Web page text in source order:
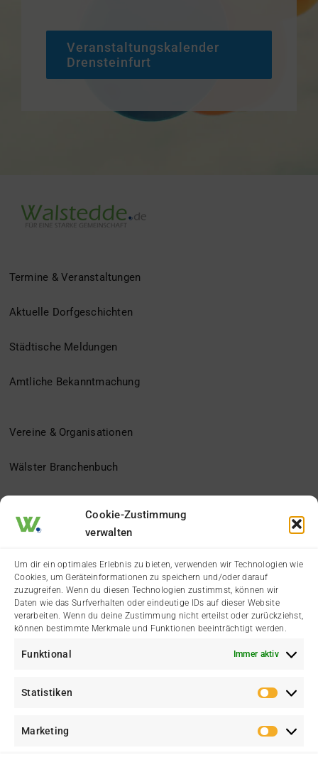
Cookie-Zustimmung
verwalten
Um dir ein optimales Erlebnis zu bieten, verwenden wir Technologien wie
Cookies, um Geräteinformationen zu speichern und/oder darauf
zuzugreifen. Wenn du diesen Technologien zustimmst, können wir
Daten wie das Surfverhalten oder eindeutige IDs auf dieser Website
verarbeiten. Wenn du deine Zustimmung nicht erteilst oder zurückziehst,
können bestimmte Merkmale und Funktionen beeinträchtigt werden.
Funktional Immer aktiv
Statistiken
Marketing
Veranstaltungskalender
Drensteinfurt
Termine & Veranstaltungen
Aktuelle Dorfgeschichten
Städtische Meldungen
Amtliche Bekanntmachung
Vereine & Organisationen
Wälster Branchenbuch
Datenschutzerklärung
Cookie-Richtlinie (EU)
Kontakt